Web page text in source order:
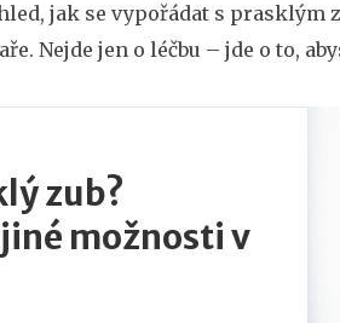
jak se vypořádat s prasklým
Nejde jen o léčbu – jde o to,
zub?
možnosti v